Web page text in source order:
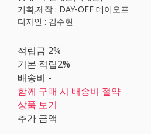
기획,제작 : DAY-OFF 데이오프
디자인 : 김수현
적립금 2%
기본 적립2%
배송비 -
함께 구매 시 배송비 절약
상품 보기
추가 금액